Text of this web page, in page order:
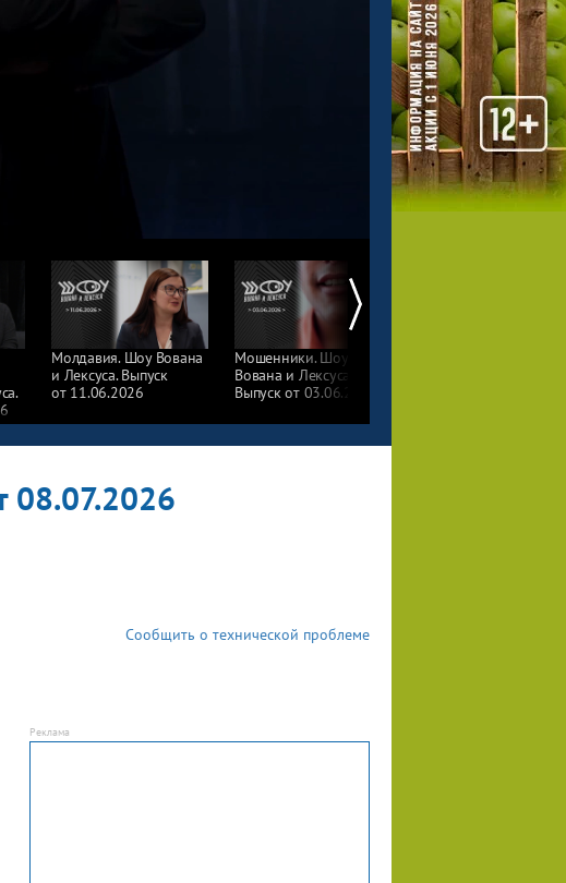
Молдавия. Шоу Вована
и Лексуса. Выпуск
от 11.06.2026
Мошенники. Шоу
Вована и Лексуса.
Выпуск от 03.06.2026
08.07.2026
Сообщить о технической проблеме